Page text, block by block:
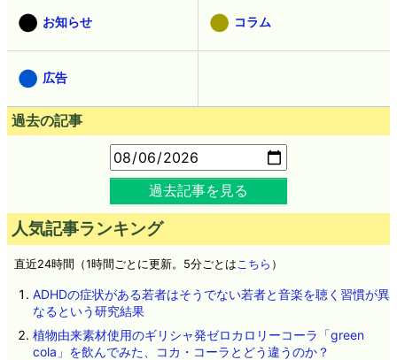
お知らせ コラム
広告
過去の記事
過去記事を見る
人気記事ランキング
直近24時間（1時間ごとに更新。5分ごとは こちら ）
ADHDの症状がある若者はそうでない若者と音楽を聴く習慣が異
なるという研究結果
植物由来素材使用のギリシャ発ゼロカロリーコーラ「green
cola」を飲んでみた、コカ・コーラとどう違うのか？